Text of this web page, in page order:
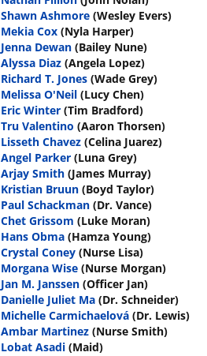
Shawn Ashmore (Wesley Evers)
Mekia Cox (Nyla Harper)
Jenna Dewan (Bailey Nune)
Alyssa Diaz (Angela Lopez)
Richard T. Jones (Wade Grey)
Melissa O'Neil (Lucy Chen)
Eric Winter (Tim Bradford)
Tru Valentino (Aaron Thorsen)
Lisseth Chavez (Celina Juarez)
Angel Parker (Luna Grey)
Arjay Smith (James Murray)
Kristian Bruun (Boyd Taylor)
Paul Schackman (Dr. Vance)
Chet Grissom (Luke Moran)
Hans Obma (Hamza Young)
Crystal Coney (Nurse Lisa)
Morgana Wise (Nurse Morgan)
Jan M. Janssen (Officer Jan)
Danielle Juliet Ma (Dr. Schneider)
Michelle Carmichaelová (Dr. Lewis)
Ambar Martinez (Nurse Smith)
Lobat Asadi (Maid)